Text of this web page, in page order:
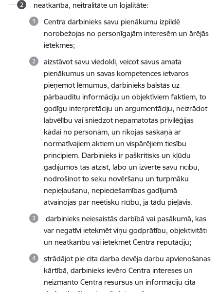
neatkarība, neitralitāte un lojalitāte:
Centra darbinieks savu pienākumu izpildē
norobežojas no personīgajām interesēm un ārējās
ietekmes;
aizstāvot savu viedokli, veicot savus amata
pienākumus un savas kompetences ietvaros
pieņemot lēmumus, darbinieks balstās uz
pārbaudītu informāciju un objektīviem faktiem, to
godīgu interpretāciju un argumentāciju, neizrādot
labvēlību vai sniedzot nepamatotas privilēģijas
kādai no personām, un rīkojas saskaņā ar
normatīvajiem aktiem un vispārējiem tiesību
principiem. Darbinieks ir paškritisks un kļūdu
gadījumos tās atzīst, labo un izvērtē savu rīcību,
nodrošinot to seku novēršanu un turpmāku
nepieļaušanu, nepieciešamības gadījumā
atvainojas par neētisku rīcību, ja tādu pieļāvis.
darbinieks neiesaistās darbībā vai pasākumā, kas
var negatīvi ietekmēt viņu godprātību, objektivitāti
un neatkarību vai ietekmēt Centra reputāciju;
strādājot pie cita darba devēja darbu apvienošanas
kārtībā, darbinieks ievēro Centra intereses un
neizmanto Centra resursus un informāciju cita